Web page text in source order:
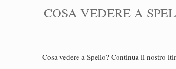
COSA VEDERE A
Cosa vedere a Spello? Continua il nostro